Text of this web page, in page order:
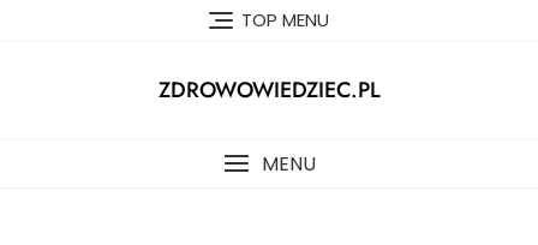
TOP MENU
ZDROWOWIEDZIEC.PL
MENU